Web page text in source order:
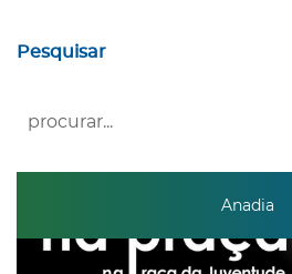
Pesquisar
Anadia